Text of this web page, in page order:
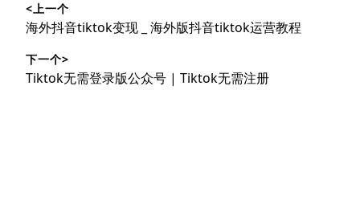
章
导
航
<上一个
上
文
章：
海外抖音tiktok变现 _ 海外版抖音tiktok运营教程
下一个>
下
Tiktok无需登录版公众号 | Tiktok无需注册